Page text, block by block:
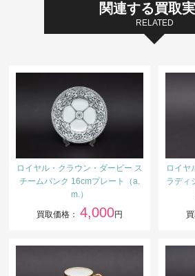
関連する買取
RELATED
ロイヤル・クラウン・ダービー ス
チームパンク 16cmプレート（a.
m.）
買取価格： 4,000円
ロイヤ
ラディ